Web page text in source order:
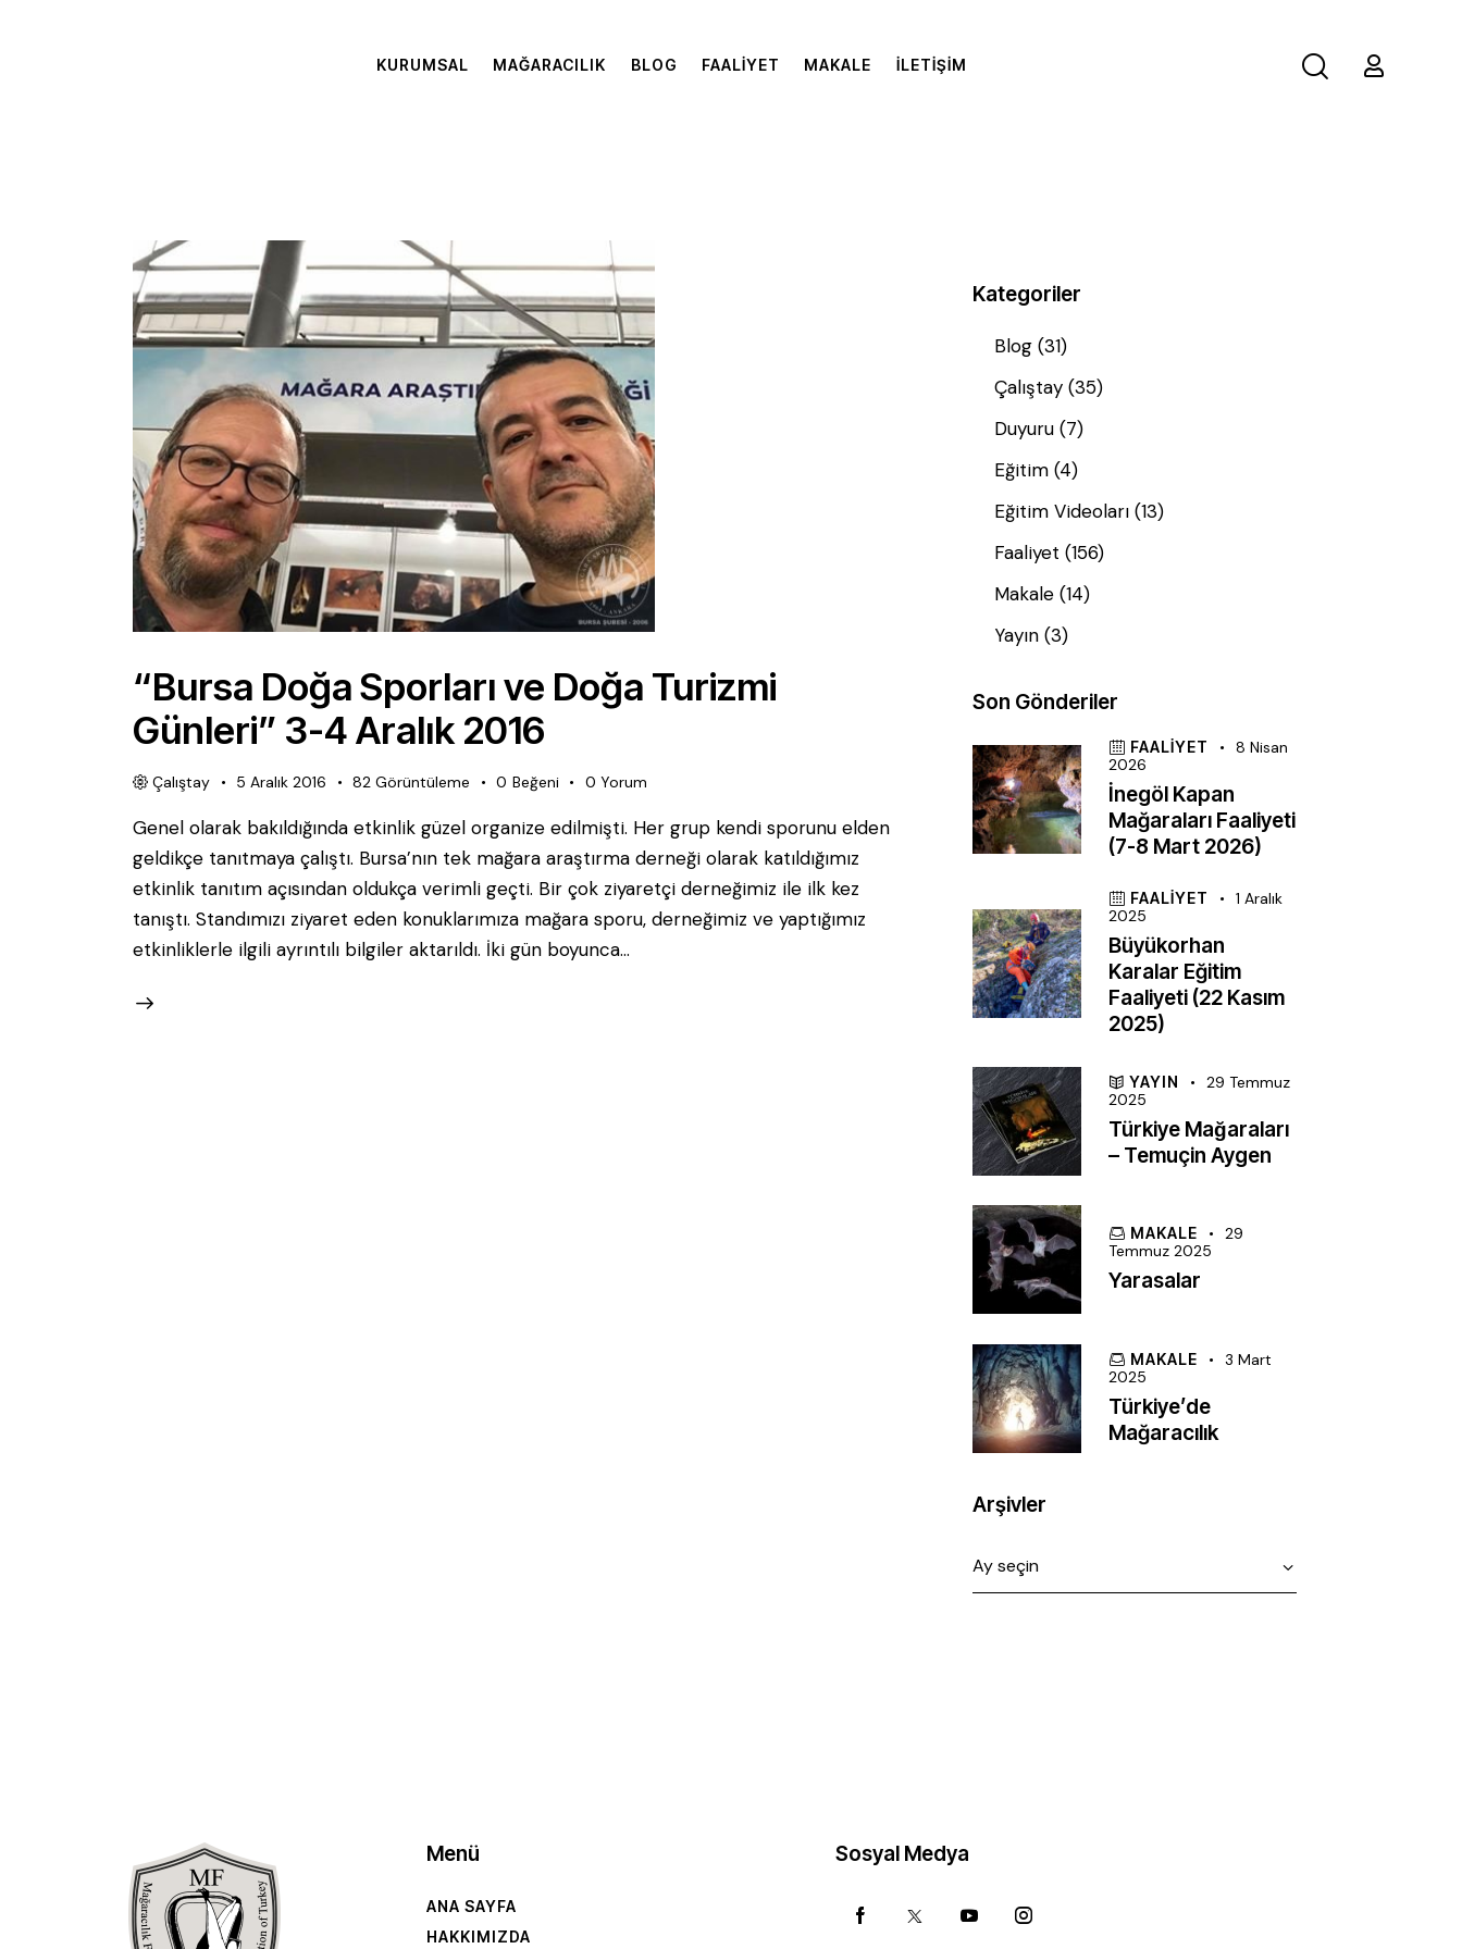
KURUMSAL MAĞARACILIK BLOG FAALIYET MAKALE İLETIŞIM
“Bursa Doğa Sporları ve Doğa Turizmi
Günleri” 3-4 Aralık 2016
Çalıştay 5 Aralık 2016 82 Görüntüleme 0 Beğeni 0 Yorum
Genel olarak bakıldığında etkinlik güzel organize edilmişti. Her grup kendi sporunu elden
geldikçe tanıtmaya çalıştı. Bursa’nın tek mağara araştırma derneği olarak katıldığımız
etkinlik tanıtım açısından oldukça verimli geçti. Bir çok ziyaretçi derneğimiz ile ilk kez
tanıştı. Standımızı ziyaret eden konuklarımıza mağara sporu, derneğimiz ve yaptığımız
etkinliklerle ilgili ayrıntılı bilgiler aktarıldı. İki gün boyunca…
Kategoriler
Blog (31)
Çalıştay (35)
Duyuru (7)
Eğitim (4)
Eğitim Videoları (13)
Faaliyet (156)
Makale (14)
Yayın (3)
Son Gönderiler
FAALIYET
8 Nisan
2026
İnegöl Kapan
Mağaraları Faaliyeti
(7-8 Mart 2026)
FAALIYET
1 Aralık
2025
Büyükorhan
Karalar Eğitim
Faaliyeti (22 Kasım
2025)
YAYIN
29 Temmuz
2025
Türkiye Mağaraları
– Temuçin Aygen
MAKALE
29
Temmuz 2025
Yarasalar
MAKALE
3 Mart
2025
Türkiye’de
Mağaracılık
Arşivler
Menü
ANA SAYFA
HAKKIMIZDA
Sosyal Medya